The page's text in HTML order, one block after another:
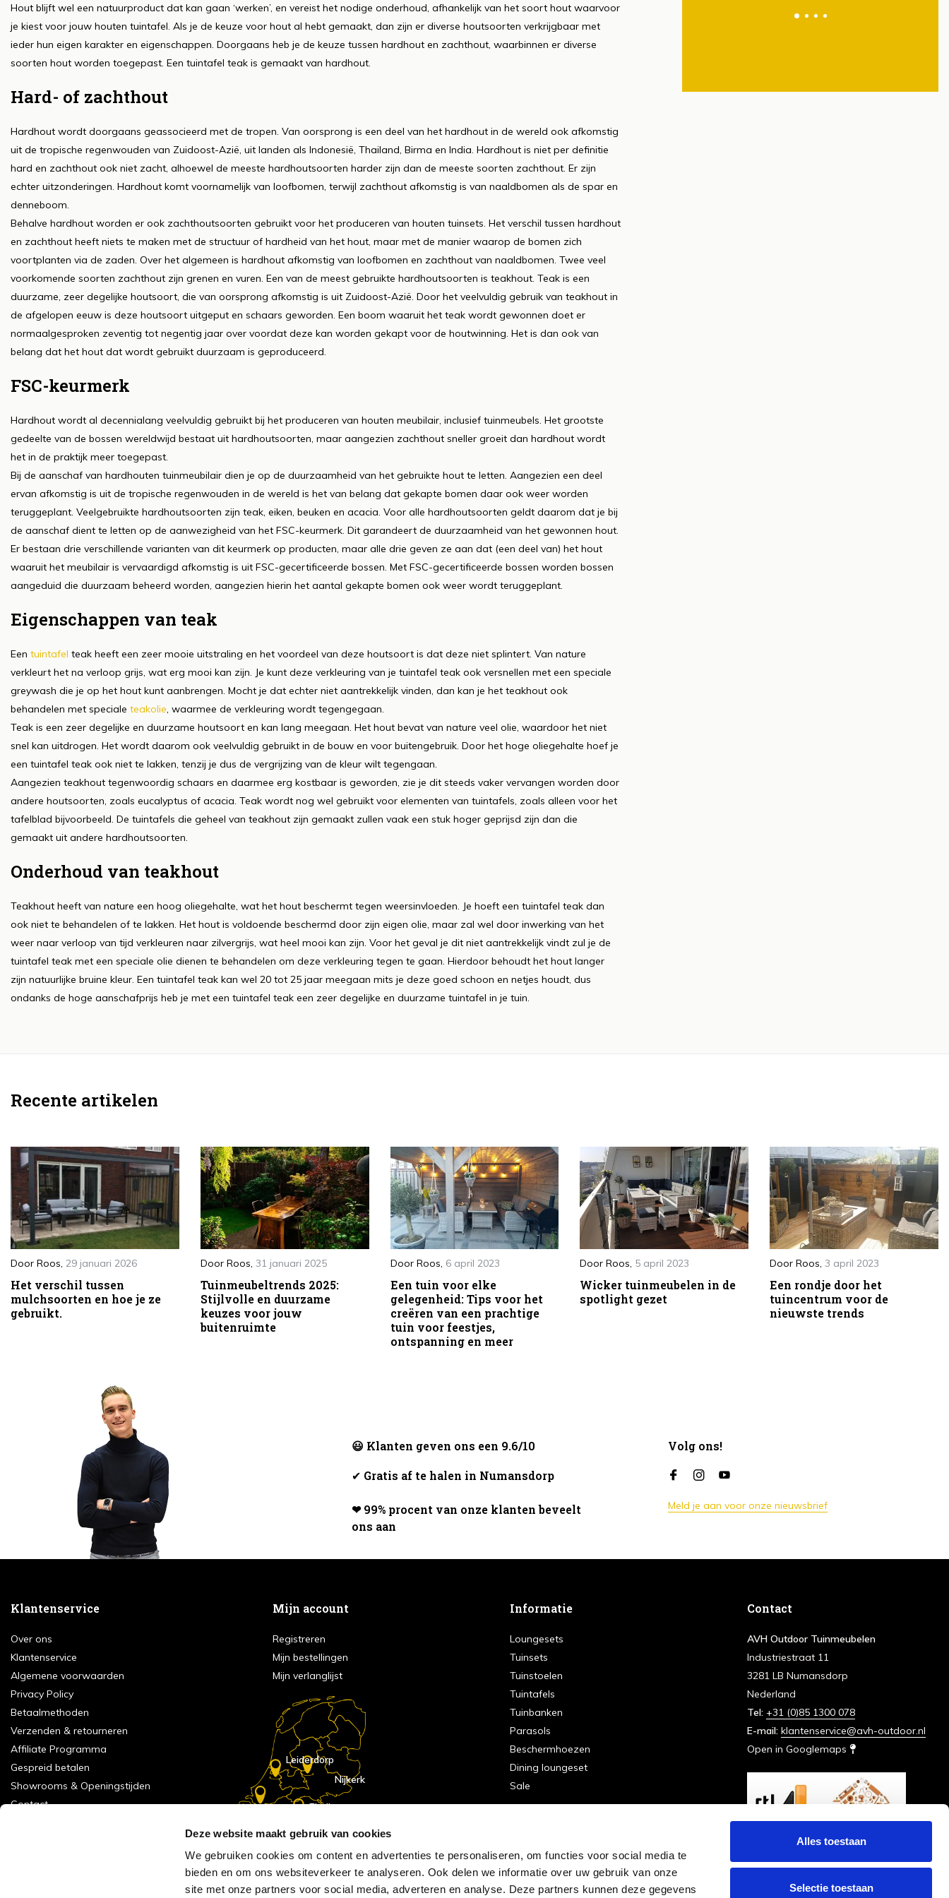
Deze website maakt gebruik van cookies
We gebruiken cookies om content en advertenties te personaliseren, om functies voor social media te
bieden en om ons websiteverkeer te analyseren. Ook delen we informatie over uw gebruik van onze
site met onze partners voor social media, adverteren en analyse. Deze partners kunnen deze gegevens
Alles toestaan
Selectie toestaan
Hout blijft wel een natuurproduct dat kan gaan ‘werken’, en vereist het nodige onderhoud, afhankelijk van het soort hout waarvoor
je kiest voor jouw houten tuintafel. Als je de keuze voor hout al hebt gemaakt, dan zijn er diverse houtsoorten verkrijgbaar met
ieder hun eigen karakter en eigenschappen. Doorgaans heb je de keuze tussen hardhout en zachthout, waarbinnen er diverse
soorten hout worden toegepast. Een tuintafel teak is gemaakt van hardhout.
Hard- of zachthout
Hardhout wordt doorgaans geassocieerd met de tropen. Van oorsprong is een deel van het hardhout in de wereld ook afkomstig
uit de tropische regenwouden van Zuidoost-Azië, uit landen als Indonesië, Thailand, Birma en India. Hardhout is niet per definitie
hard en zachthout ook niet zacht, alhoewel de meeste hardhoutsoorten harder zijn dan de meeste soorten zachthout. Er zijn
echter uitzonderingen. Hardhout komt voornamelijk van loofbomen, terwijl zachthout afkomstig is van naaldbomen als de spar en
denneboom.
Behalve hardhout worden er ook zachthoutsoorten gebruikt voor het produceren van houten tuinsets. Het verschil tussen hardhout
en zachthout heeft niets te maken met de structuur of hardheid van het hout, maar met de manier waarop de bomen zich
voortplanten via de zaden. Over het algemeen is hardhout afkomstig van loofbomen en zachthout van naaldbomen. Twee veel
voorkomende soorten zachthout zijn grenen en vuren. Een van de meest gebruikte hardhoutsoorten is teakhout. Teak is een
duurzame, zeer degelijke houtsoort, die van oorsprong afkomstig is uit Zuidoost-Azië. Door het veelvuldig gebruik van teakhout in
de afgelopen eeuw is deze houtsoort uitgeput en schaars geworden. Een boom waaruit het teak wordt gewonnen doet er
normaalgesproken zeventig tot negentig jaar over voordat deze kan worden gekapt voor de houtwinning. Het is dan ook van
belang dat het hout dat wordt gebruikt duurzaam is geproduceerd.
FSC-keurmerk
Hardhout wordt al decennialang veelvuldig gebruikt bij het produceren van houten meubilair, inclusief tuinmeubels. Het grootste
gedeelte van de bossen wereldwijd bestaat uit hardhoutsoorten, maar aangezien zachthout sneller groeit dan hardhout wordt
het in de praktijk meer toegepast.
Bij de aanschaf van hardhouten tuinmeubilair dien je op de duurzaamheid van het gebruikte hout te letten. Aangezien een deel
ervan afkomstig is uit de tropische regenwouden in de wereld is het van belang dat gekapte bomen daar ook weer worden
teruggeplant. Veelgebruikte hardhoutsoorten zijn teak, eiken, beuken en acacia. Voor alle hardhoutsoorten geldt daarom dat je bij
de aanschaf dient te letten op de aanwezigheid van het FSC-keurmerk. Dit garandeert de duurzaamheid van het gewonnen hout.
Er bestaan drie verschillende varianten van dit keurmerk op producten, maar alle drie geven ze aan dat (een deel van) het hout
waaruit het meubilair is vervaardigd afkomstig is uit FSC-gecertificeerde bossen. Met FSC-gecertificeerde bossen worden bossen
aangeduid die duurzaam beheerd worden, aangezien hierin het aantal gekapte bomen ook weer wordt teruggeplant.
Eigenschappen van teak
Een tuintafel teak heeft een zeer mooie uitstraling en het voordeel van deze houtsoort is dat deze niet splintert. Van nature
verkleurt het na verloop grijs, wat erg mooi kan zijn. Je kunt deze verkleuring van je tuintafel teak ook versnellen met een speciale
greywash die je op het hout kunt aanbrengen. Mocht je dat echter niet aantrekkelijk vinden, dan kan je het teakhout ook
behandelen met speciale teakolie, waarmee de verkleuring wordt tegengegaan.
Teak is een zeer degelijke en duurzame houtsoort en kan lang meegaan. Het hout bevat van nature veel olie, waardoor het niet
snel kan uitdrogen. Het wordt daarom ook veelvuldig gebruikt in de bouw en voor buitengebruik. Door het hoge oliegehalte hoef je
een tuintafel teak ook niet te lakken, tenzij je dus de vergrijzing van de kleur wilt tegengaan.
Aangezien teakhout tegenwoordig schaars en daarmee erg kostbaar is geworden, zie je dit steeds vaker vervangen worden door
andere houtsoorten, zoals eucalyptus of acacia. Teak wordt nog wel gebruikt voor elementen van tuintafels, zoals alleen voor het
tafelblad bijvoorbeeld. De tuintafels die geheel van teakhout zijn gemaakt zullen vaak een stuk hoger geprijsd zijn dan die
gemaakt uit andere hardhoutsoorten.
Onderhoud van teakhout
Teakhout heeft van nature een hoog oliegehalte, wat het hout beschermt tegen weersinvloeden. Je hoeft een tuintafel teak dan
ook niet te behandelen of te lakken. Het hout is voldoende beschermd door zijn eigen olie, maar zal wel door inwerking van het
weer naar verloop van tijd verkleuren naar zilvergrijs, wat heel mooi kan zijn. Voor het geval je dit niet aantrekkelijk vindt zul je de
tuintafel teak met een speciale olie dienen te behandelen om deze verkleuring tegen te gaan. Hierdoor behoudt het hout langer
zijn natuurlijke bruine kleur. Een tuintafel teak kan wel 20 tot 25 jaar meegaan mits je deze goed schoon en netjes houdt, dus
ondanks de hoge aanschafprijs heb je met een tuintafel teak een zeer degelijke en duurzame tuintafel in je tuin.
Recente artikelen
Door Roos, 29 januari 2026
Het verschil tussen
mulchsoorten en hoe je ze
gebruikt.
Door Roos, 31 januari 2025
Tuinmeubeltrends 2025:
Stijlvolle en duurzame
keuzes voor jouw
buitenruimte
Door Roos, 6 april 2023
Een tuin voor elke
gelegenheid: Tips voor het
creëren van een prachtige
tuin voor feestjes,
ontspanning en meer
DoorRoos, 5 april 2023
Wicker tuinmeubelen in de
spotlight gezet
DoorRoos,3 april 2023
Een rondje door het
tuincentrum voor de
nieuwste trends
😃 Klanten geven ons een 9.6/10
✔ Gratis af te halen in Numansdorp
❤ 99% procent van onze klanten beveelt
ons aan
Volg ons!
Meld je aan voor onze nieuwsbrief
Klantenservice
Over ons
Klantenservice
Algemene voorwaarden
Privacy Policy
Betaalmethoden
Verzenden & retourneren
Affiliate Programma
Gespreid betalen
Showrooms & Openingstijden
Contact
Mijn account
Registreren
Mijn bestellingen
Mijn verlanglijst
Eindhoven
Nijkerk
Leiderdorp
Informatie
Loungesets
Tuinsets
Tuinstoelen
Tuintafels
Tuinbanken
Parasols
Beschermhoezen
Dining loungeset
Sale
Contact
AVH Outdoor Tuinmeubelen
Industriestraat 11
3281 LB Numansdorp
Nederland
Tel: +31 (0)85 1300 078
E-mail: klantenservice@avh-outdoor.nl
Open in Googlemaps